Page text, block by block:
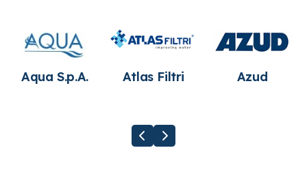
Aqua S.p.A. Atlas Filtri Azud